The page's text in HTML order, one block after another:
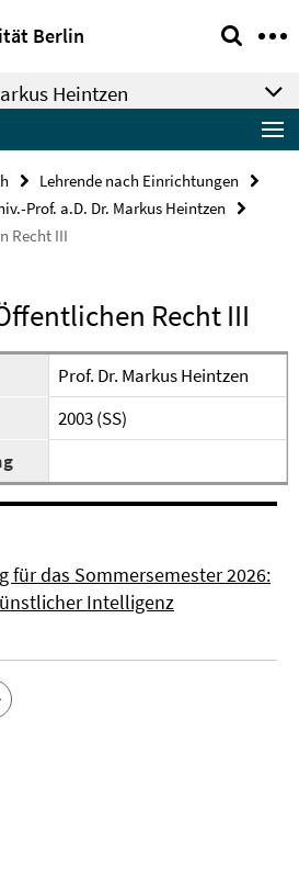
Berlin
Heintzen
Lehrende nach Einrichtungen
Prof. a.D. Dr. Markus Heintzen
Recht III
Recht III
Prof. Dr. Markus Heintzen
2003 (SS)
für das Sommersemester 2026:
Intelligenz